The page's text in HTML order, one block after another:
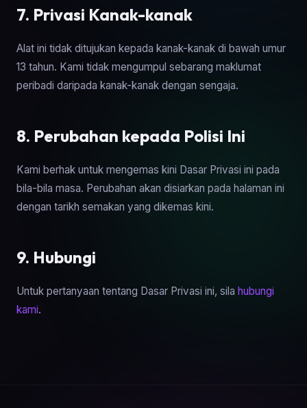
7. Privasi Kanak-kanak
Alat ini tidak ditujukan kepada kanak-kanak di bawah umur
13 tahun. Kami tidak mengumpul sebarang maklumat
peribadi daripada kanak-kanak dengan sengaja.
8. Perubahan kepada Polisi Ini
Kami berhak untuk mengemas kini Dasar Privasi ini pada
bila-bila masa. Perubahan akan disiarkan pada halaman ini
dengan tarikh semakan yang dikemas kini.
9. Hubungi
Untuk pertanyaan tentang Dasar Privasi ini, sila hubungi
kami.